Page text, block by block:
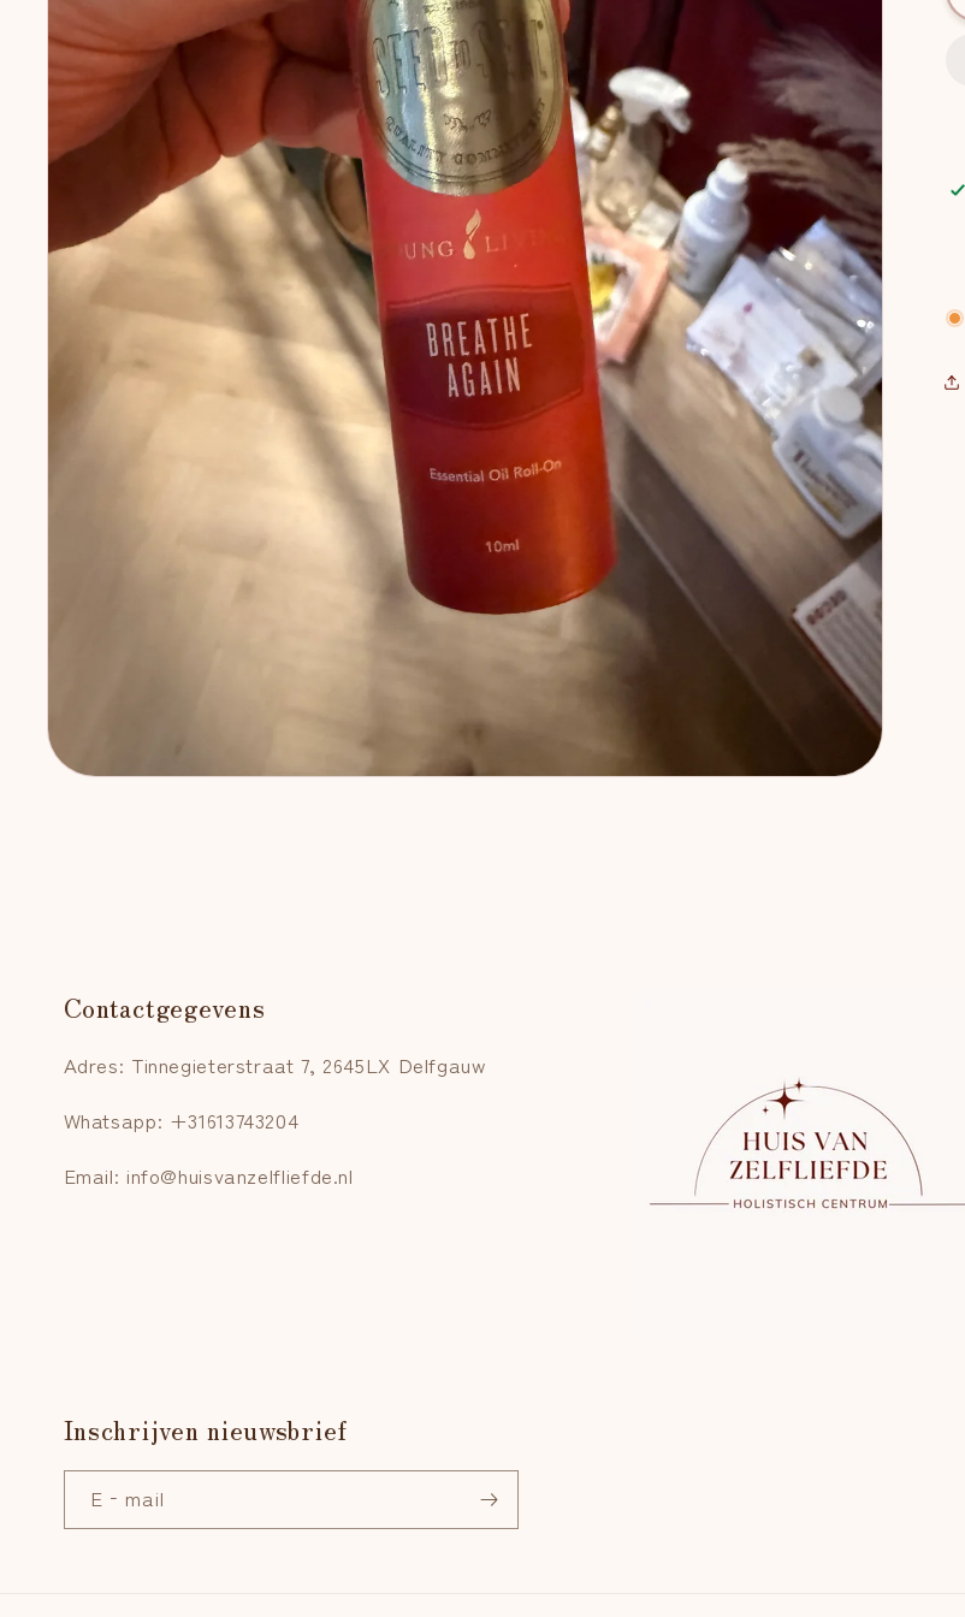
Contactgegevens
Adres: Tinnegieterstraat 7, 2645LX Delfgauw
Whatsapp: +31613743204
Email: info@huisvanzelfliefde.nl
Inschrijven nieuwsbrief
E‑mail